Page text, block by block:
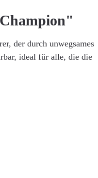
der durch unwegsames
ideal für alle, die die